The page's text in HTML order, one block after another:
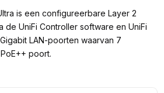
is een configureerbare Layer 2
de UniFi Controller software en UniFi
LAN-poorten waarvan 7
poort.